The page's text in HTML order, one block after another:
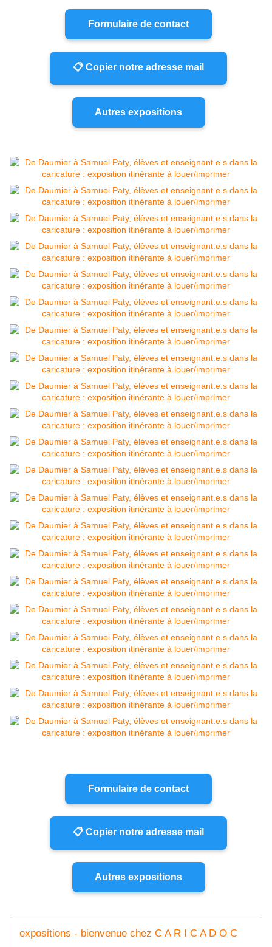
Formulaire de contact
📋 Copier notre adresse mail
Autres expositions
Formulaire de contact
📋 Copier notre adresse mail
Autres expositions
expositions - bienvenue chez C A R I C A D O C